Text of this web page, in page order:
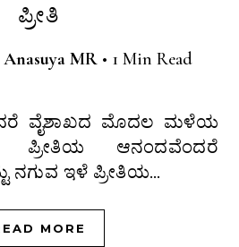
ಪ್ರೀತಿ
Anasuya MR • 1 Min Read
ಆನಂದವೆಂದರೆ
ನಗುವ ಇಳೆ ಪ್ರೀತಿಯ…
MORE